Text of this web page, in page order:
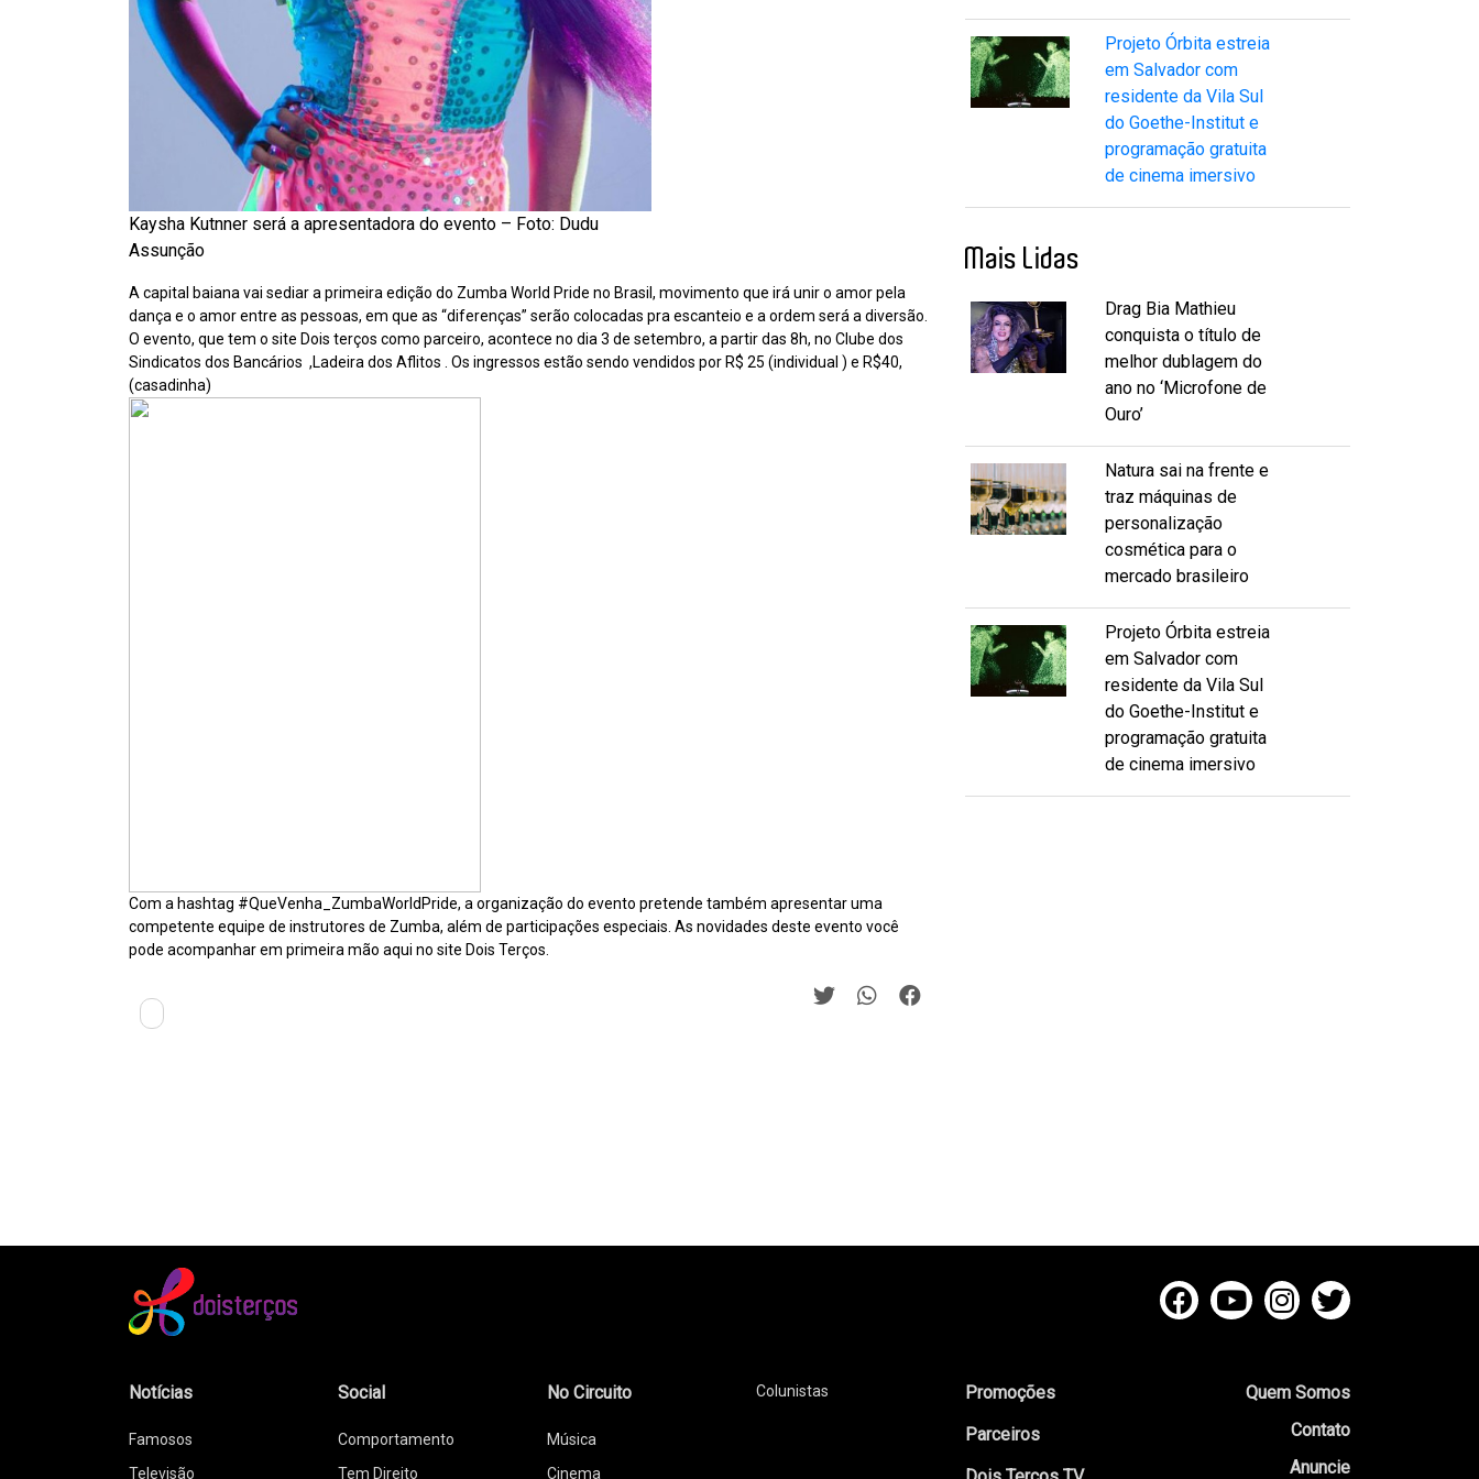
Kaysha Kutnner será a apresentadora do evento – Foto: Dudu
Assunção
A capital baiana vai sediar a primeira edição do Zumba World Pride no Brasil, movimento que irá unir o amor pela
dança e o amor entre as pessoas, em que as “diferenças” serão colocadas pra escanteio e a ordem será a diversão.
O evento, que tem o site Dois terços como parceiro, acontece no dia 3 de setembro, a partir das 8h, no Clube dos
Sindicatos dos Bancários ,Ladeira dos Aflitos . Os ingressos estão sendo vendidos por R$ 25 (individual ) e R$40,
(casadinha)
Com a hashtag #QueVenha_ZumbaWorldPride, a organização do evento pretende também apresentar uma
competente equipe de instrutores de Zumba, além de participações especiais. As novidades deste evento você
pode acompanhar em primeira mão aqui no site Dois Terços.
Projeto Órbita estreia
em Salvador com
residente da Vila Sul
do Goethe-Institut e
programação gratuita
de cinema imersivo
Mais Lidas
Drag Bia Mathieu
conquista o título de
melhor dublagem do
ano no ‘Microfone de
Ouro’
Natura sai na frente e
traz máquinas de
personalização
cosmética para o
mercado brasileiro
Projeto Órbita estreia
em Salvador com
residente da Vila Sul
do Goethe-Institut e
programação gratuita
de cinema imersivo
Notícias
Famosos
Televisão
Social
Comportamento
Tem Direito
No Circuito
Música
Cinema
Colunistas
Promoções
Parceiros
Quem Somos
Contato
Anuncie